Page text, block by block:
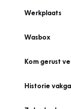
Werkplaats
Wasbox
Kom gerust
Historie